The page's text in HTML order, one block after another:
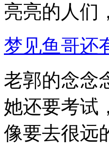
亮亮的人们
梦见鱼哥还
老郭的念念
她还要考试
像要去很远